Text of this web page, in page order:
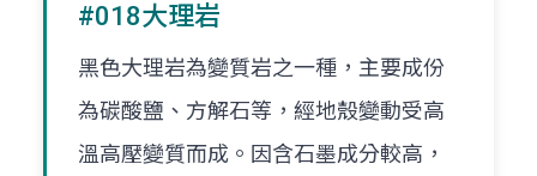
#018大理岩
黑色大理岩為變質岩之一種，主要成份
為碳酸鹽、方解石等，經地殼變動受高
溫高壓變質而成。因含石墨成分較高，